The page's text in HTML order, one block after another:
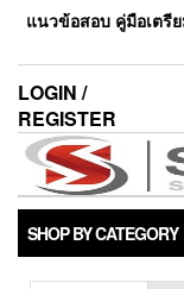
แนวข้อสอบ คู่มือเตรี
LOGIN /
REGISTER
SHOP BY CATEGORY